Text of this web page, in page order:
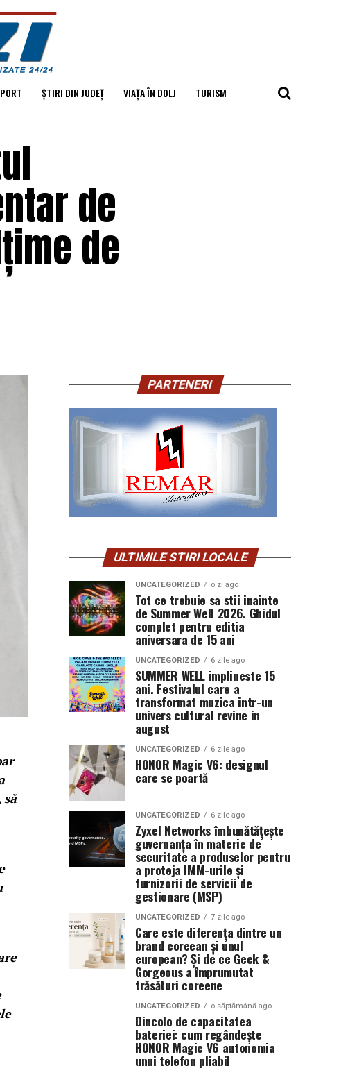
ȘTIRI DIN JUDEȚ VIAȚA ÎN DOLJ TURISM
de
de
PARTENERI
ULTIMILE STIRI LOCALE
UNCATEGORIZED o zi ago
Tot ce trebuie sa stii inainte
de Summer Well 2026. Ghidul
complet pentru editia
aniversara de 15 ani
UNCATEGORIZED 6 zile ago
SUMMER WELL implineste 15
ani. Festivalul care a
transformat muzica intr-un
univers cultural revine in
august
UNCATEGORIZED 6 zile ago
HONOR Magic V6: designul
care se poartă
UNCATEGORIZED 6 zile ago
Zyxel Networks îmbunătățește
guvernanța în materie de
securitate a produselor pentru
a proteja IMM-urile și
furnizorii de servicii de
gestionare (MSP)
UNCATEGORIZED 7 zile ago
Care este diferența dintre un
brand coreean și unul
european? Și de ce Geek &
Gorgeous a împrumutat
trăsături coreene
UNCATEGORIZED o săptămână ago
Dincolo de capacitatea
bateriei: cum regândește
HONOR Magic V6 autonomia
unui telefon pliabil